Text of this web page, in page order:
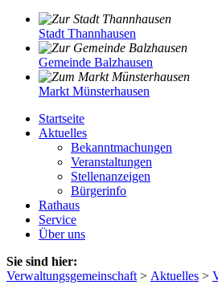
Stadt Thannhausen
Gemeinde Balzhausen
Markt Münsterhausen
Startseite
Aktuelles
Bekanntmachungen
Veranstaltungen
Stellenanzeigen
Bürgerinfo
Rathaus
Service
Über uns
Sie sind hier:
Verwaltungsgemeinschaft > Aktuelles >